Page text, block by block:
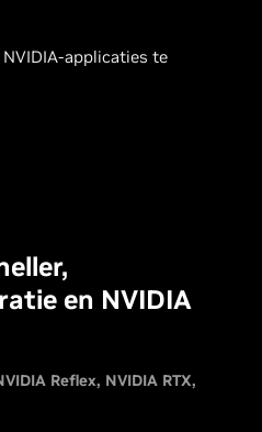
applicaties te
en NVIDIA
Reflex NVIDIA RTX